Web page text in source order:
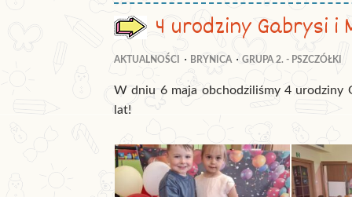
4 urodziny Gabrysi i
AKTUALNOŚCI BRYNICA GRUPA 2. - PSZCZÓŁKI
W dniu 6 maja obchodziliśmy 4 urodziny
lat!